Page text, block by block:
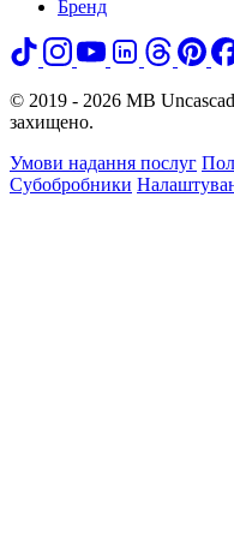
Бренд
© 2019 - 2026 MB
захищено.
Умови надання послуг
Субобробники